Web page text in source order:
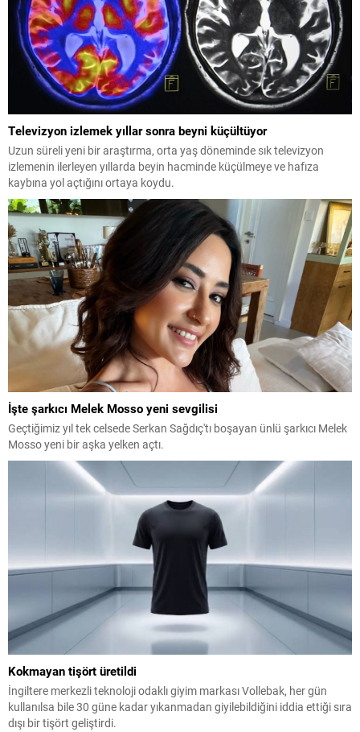
Televizyon izlemek yıllar sonra beyni küçültüyor
Uzun süreli yeni bir araştırma, orta yaş döneminde sık televizyon
izlemenin ilerleyen yıllarda beyin hacminde küçülmeye ve hafıza
kaybına yol açtığını ortaya koydu.
İşte şarkıcı Melek Mosso yeni sevgilisi
Geçtiğimiz yıl tek celsede Serkan Sağdıç'tı boşayan ünlü şarkıcı Melek
Mosso yeni bir aşka yelken açtı.
Kokmayan tişört üretildi
İngiltere merkezli teknoloji odaklı giyim markası Vollebak, her gün
kullanılsa bile 30 güne kadar yıkanmadan giyilebildiğini iddia ettiği sıra
dışı bir tişört geliştirdi.